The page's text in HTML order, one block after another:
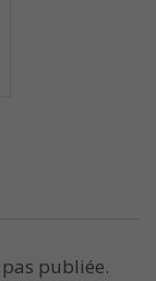
publiée.